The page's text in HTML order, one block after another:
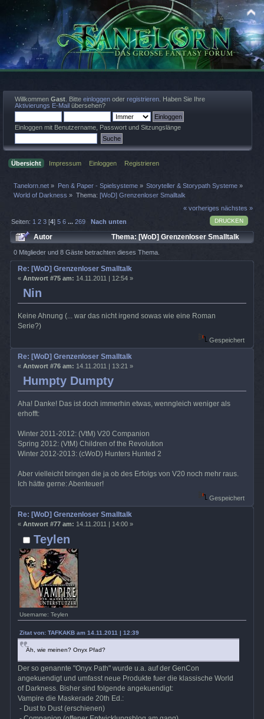
Willkommen Gast . Bitte einloggen oder registrieren . Haben Sie Ihre
Aktivierungs E-Mail übersehen?
Einloggen mit Benutzername, Passwort und Sitzungslänge
Übersicht Impressum Einloggen Registrieren
Tanelorn.net » Pen & Paper - Spielsysteme» Storyteller & Storypath Systeme »
World of Darkness » Thema: [WoD] Grenzenloser Smalltalk
« vorheriges nächstes »
DRUCKEN
Seiten: 1 2 3 [4]5 6 ...269 Nach unten
Autor
Thema: [WoD] Grenzenloser Smalltalk
(Gelesen 1013809 mal)
0 Mitglieder und 8 Gäste betrachten dieses Thema.
Nin
Re: [WoD] Grenzenloser Smalltalk
« Antwort #75 am: 14.11.2011 | 12:54 »
Keine Ahnung (... war das nicht irgend sowas wie eine Roman
Serie?)
Gespeichert
Humpty Dumpty
Re: [WoD] Grenzenloser Smalltalk
« Antwort #76 am: 14.11.2011 | 13:21 »
Aha! Danke! Das ist doch immerhin etwas, wenngleich weniger als
erhofft:
Winter 2011-2012: (VtM) V20 Companion
Spring 2012: (VtM) Children of the Revolution
Winter 2012-2013: (cWoD) Hunters Hunted 2
Aber vielleicht bringen die ja ob des Erfolgs von V20 noch mehr raus.
Ich hätte gerne: Abenteuer!
Gespeichert
Teylen
Username: Teylen
Re: [WoD] Grenzenloser Smalltalk
« Antwort #77 am: 14.11.2011 | 14:00 »
Zitat von: TAFKAKB am 14.11.2011 | 12:39
Äh, wie meinen? Onyx Pfad?
Der so genannte "Onyx Path" wurde u.a. auf der GenCon
angekuendigt und umfasst neue Produkte fuer die klassische World
of Darkness. Bisher sind folgende angekuendigt:
Vampire die Maskerade 20th Ed.:
- Dust to Dust (erschienen)